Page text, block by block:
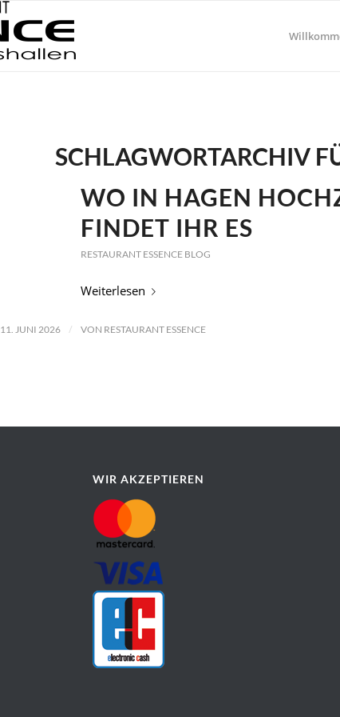
SCHLAGWORTARCHIV
WO IN HAGEN
FINDET IHR ES
RESTAURANT ESSENCE BLOG
Weiterlesen
11. JUNI 2026 / VON RESTAURANT ESSENCE
WIR AKZEPTIEREN